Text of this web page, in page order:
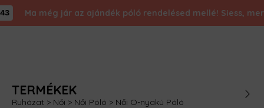
Ma még jár az ajándék póló rendelésed mellé! Siess, mert
TERMÉKEK
Ruházat > Női > Női Póló > Női O-nyakú Póló